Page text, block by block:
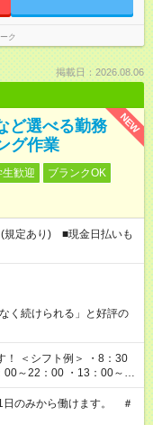
ク
掲載日：2026.08.06
NEW
ど選べる勤務
グ作業
生歓迎
ブランクOK
定あり) ■現金日払いも
く続けられる」と好評の
～22：00 ・13：00～
日のみから働けます。 ＃